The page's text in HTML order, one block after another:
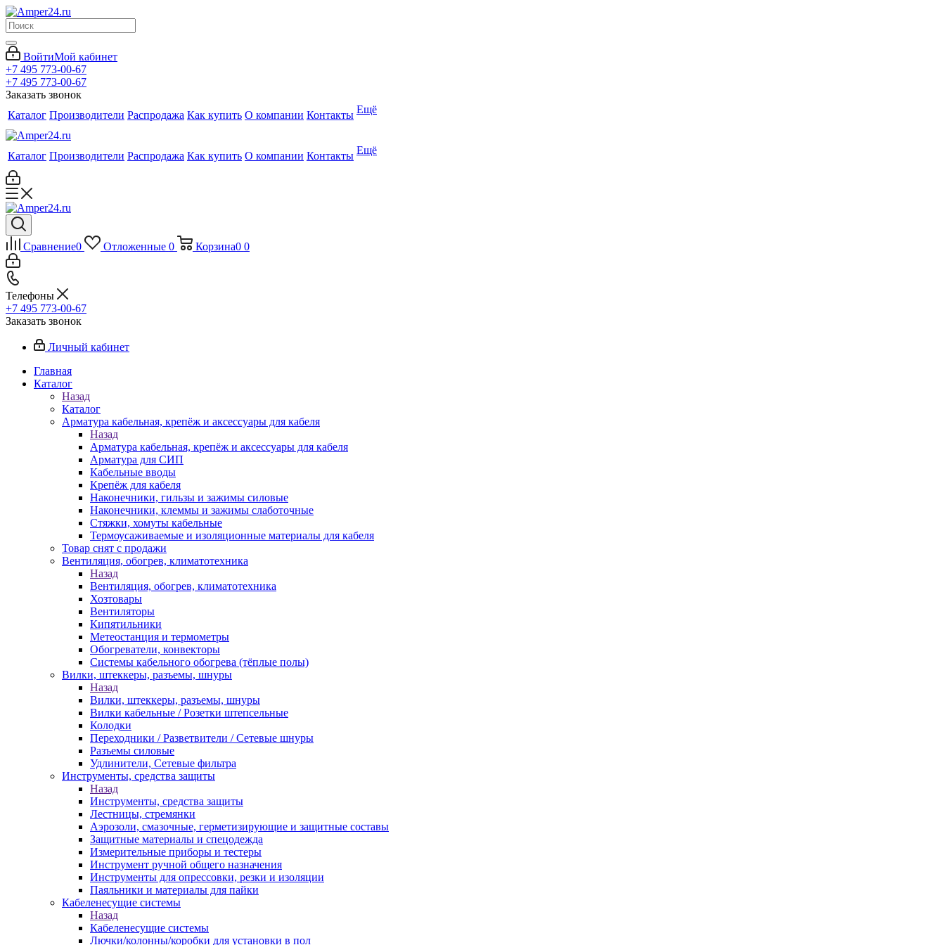
ВойтиМой кабинет
+7 495 773-00-67
+7 495 773-00-67
Заказать звонок
Каталог Производители Распродажа Как купить О компании Контакты Ещё
Каталог Производители Распродажа Как купить О компании Контакты Ещё
Сравнение0 Отложенные 0 Корзина0 0
Телефоны
+7 495 773-00-67
Заказать звонок
Личный кабинет
Главная
Каталог
Назад
Каталог
Арматура кабельная, крепёж и аксессуары для кабеля
Назад
Арматура кабельная, крепёж и аксессуары для кабеля
Арматура для СИП
Кабельные вводы
Крепёж для кабеля
Наконечники, гильзы и зажимы силовые
Наконечники, клеммы и зажимы слаботочные
Стяжки, хомуты кабельные
Термоусаживаемые и изоляционные материалы для кабеля
Товар снят с продажи
Вентиляция, обогрев, климатотехника
Назад
Вентиляция, обогрев, климатотехника
Хозтовары
Вентиляторы
Кипятильники
Метеостанция и термометры
Обогреватели, конвекторы
Системы кабельного обогрева (тёплые полы)
Вилки, штеккеры, разъемы, шнуры
Назад
Вилки, штеккеры, разъемы, шнуры
Вилки кабельные / Розетки штепсельные
Колодки
Переходники / Разветвители / Сетевые шнуры
Разъемы силовые
Удлинители, Сетевые фильтра
Инструменты, средства защиты
Назад
Инструменты, средства защиты
Лестницы, стремянки
Аэрозоли, смазочные, герметизирующие и защитные составы
Защитные материалы и спецодежда
Измерительные приборы и тестеры
Инструмент ручной общего назначения
Инструменты для опрессовки, резки и изоляции
Паяльники и материалы для пайки
Кабеленесущие системы
Назад
Кабеленесущие системы
Лючки/колонны/коробки для установки в пол